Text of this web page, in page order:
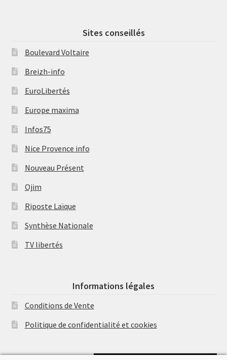
Sites conseillés
Boulevard Voltaire
Breizh-info
EuroLibertés
Europe maxima
Infos75
Nice Provence info
Nouveau Présent
Ojim
Riposte Laïque
Synthèse Nationale
TV libertés
Informations légales
Conditions de Vente
Politique de confidentialité et cookies